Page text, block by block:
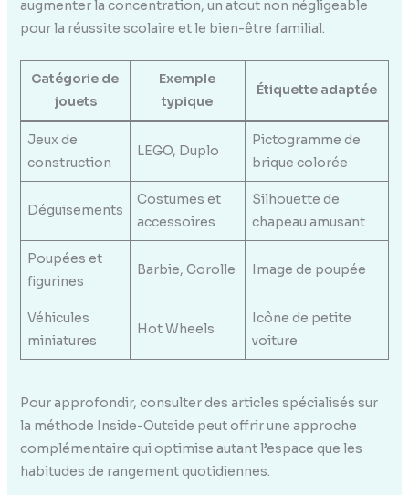
augmenter la concentration, un atout non négligeable
pour la réussite scolaire et le bien-être familial.
Catégorie de
jouets
Exemple
typique
Étiquette adaptée
Jeux de
construction
LEGO, Duplo
Pictogramme de
brique colorée
Déguisements
Costumes et
accessoires
Silhouette de
chapeau amusant
Poupées et
figurines
Barbie, Corolle Image de poupée
Véhicules
miniatures
Hot Wheels
Icône de petite
voiture
Pour approfondir, consulter des articles spécialisés sur
la méthode Inside-Outside peut offrir une approche
complémentaire qui optimise autant l’espace que les
habitudes de rangement quotidiennes.